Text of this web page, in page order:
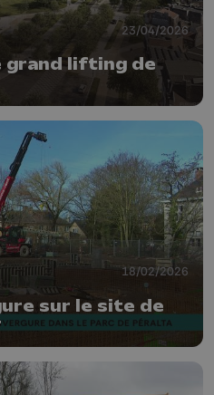
23/04/2026
grand lifting de
18/02/2026
sur le site de